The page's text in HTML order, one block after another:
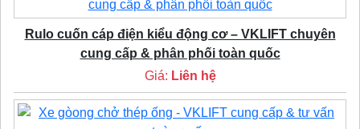
Rulo cuốn cáp điện kiểu động cơ – VKLIFT chuyên
cung cấp & phân phối toàn quốc
Giá: Liên hệ